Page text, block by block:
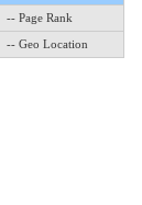
-- Page Rank
-- Geo Location